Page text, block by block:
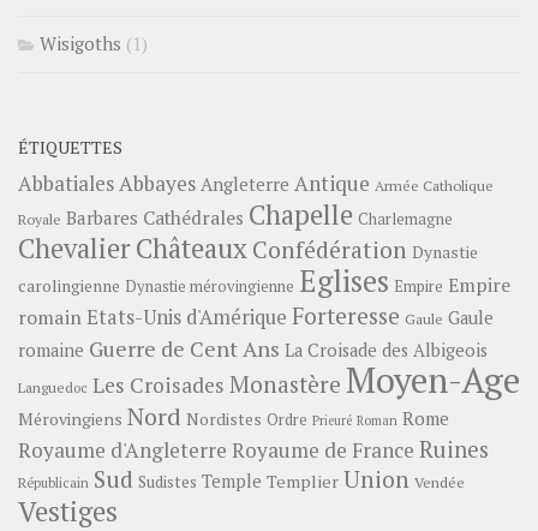
Wisigoths (1)
ÉTIQUETTES
Abbatiales Abbayes Angleterre Antique Armée Catholique
Royale Barbares Cathédrales Chapelle Charlemagne
ChevalierChâteauxConfédération Dynastie
carolingienne Dynastie mérovingienne Eglises Empire Empire
romainEtats-Unis d'Amérique Forteresse Gaule Gaule
romaine Guerre de Cent Ans La Croisade des Albigeois
Languedoc Les Croisades Monastère Moyen-Age
Mérovingiens Nord Nordistes Ordre Prieuré Roman Rome
Royaume d'Angleterre Royaume de France Ruines
Républicain Sud Sudistes Temple Templier Union Vendée
Vestiges